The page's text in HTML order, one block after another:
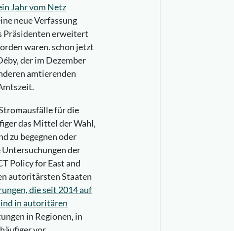
Jahr vom Netz
neue Verfassung
Präsidenten erweitert
waren. schon jetzt
der im Dezember
amtierenden
für die
das Mittel der Wahl,
zu begegnen oder
der
Policy for East and
autoritärsten Staaten
die seit 2014 auf
in autoritären
in Regionen, in